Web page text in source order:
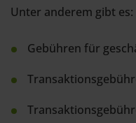
Unter anderem gibt es:
Gebühren für